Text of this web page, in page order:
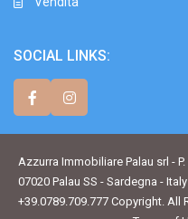
SOCIAL LINKS:
Azzurra Immobiliare Palau srl -
07020 Palau SS - Sardegna -
+39.0789.709.777 Copyright. All